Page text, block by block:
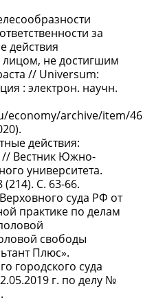
за
действия
лицом, не достигшим
// Universum:
: электрон. научн.
economy/archive/item/
действия:
Вестник Южно-
университета.
С. 63-66.
суда РФ от
практике по делам
свободы
Плюс».
городского суда
г. по делу №